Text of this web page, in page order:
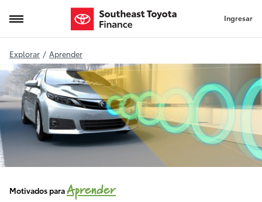
Toyota-Safety-Sense Ingresar
Explorar / Aprender
Motivados paraAprender